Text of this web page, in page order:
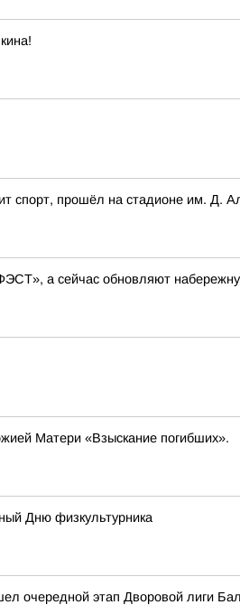
спорт, прошёл на стадионе им. Д.
а сейчас обновляют
Матери «Взыскание погибших».
Дню физкультурника
очередной этап Дворовой лиги